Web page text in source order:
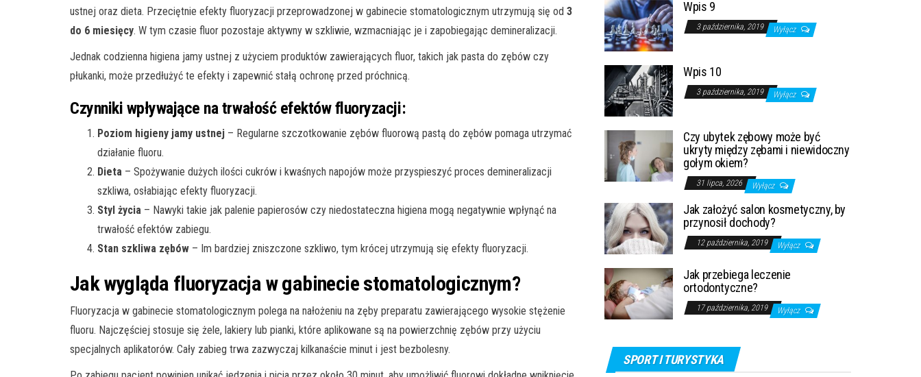
ustnej oraz dieta. Przeciętnie efekty fluoryzacji przeprowadzonej w gabinecie stomatologicznym utrzymują się od 3
do 6 miesięcy. W tym czasie fluor pozostaje aktywny w szkliwie, wzmacniając je i zapobiegając demineralizacji.
Jednak codzienna higiena jamy ustnej z użyciem produktów zawierających fluor, takich jak pasta do zębów czy
płukanki, może przedłużyć te efekty i zapewnić stałą ochronę przed próchnicą.
Czynniki wpływające na trwałość efektów fluoryzacji:
Poziom higieny jamy ustnej – Regularne szczotkowanie zębów fluorową pastą do zębów pomaga utrzymać
działanie fluoru.
Dieta – Spożywanie dużych ilości cukrów i kwaśnych napojów może przyspieszyć proces demineralizacji
szkliwa, osłabiając efekty fluoryzacji.
Styl życia – Nawyki takie jak palenie papierosów czy niedostateczna higiena mogą negatywnie wpłynąć na
trwałość efektów zabiegu.
Stan szkliwa zębów – Im bardziej zniszczone szkliwo, tym krócej utrzymują się efekty fluoryzacji.
Jak wygląda fluoryzacja w gabinecie stomatologicznym?
Fluoryzacja w gabinecie stomatologicznym polega na nałożeniu na zęby preparatu zawierającego wysokie stężenie
fluoru. Najczęściej stosuje się żele, lakiery lub pianki, które aplikowane są na powierzchnię zębów przy użyciu
specjalnych aplikatorów. Cały zabieg trwa zazwyczaj kilkanaście minut i jest bezbolesny.
Wpis 9
3 października, 2019 Wyłącz
Wpis 10
3 października, 2019 Wyłącz
Czy ubytek zębowy może być
ukryty między zębami i niewidoczny
gołym okiem?
31 lipca, 2026 Wyłącz
Jak założyć salon kosmetyczny, by
przynosił dochody?
12 października, 2019 Wyłącz
Jak przebiega leczenie
ortodontyczne?
17 października, 2019 Wyłącz
SPORT I TURYSTYKA